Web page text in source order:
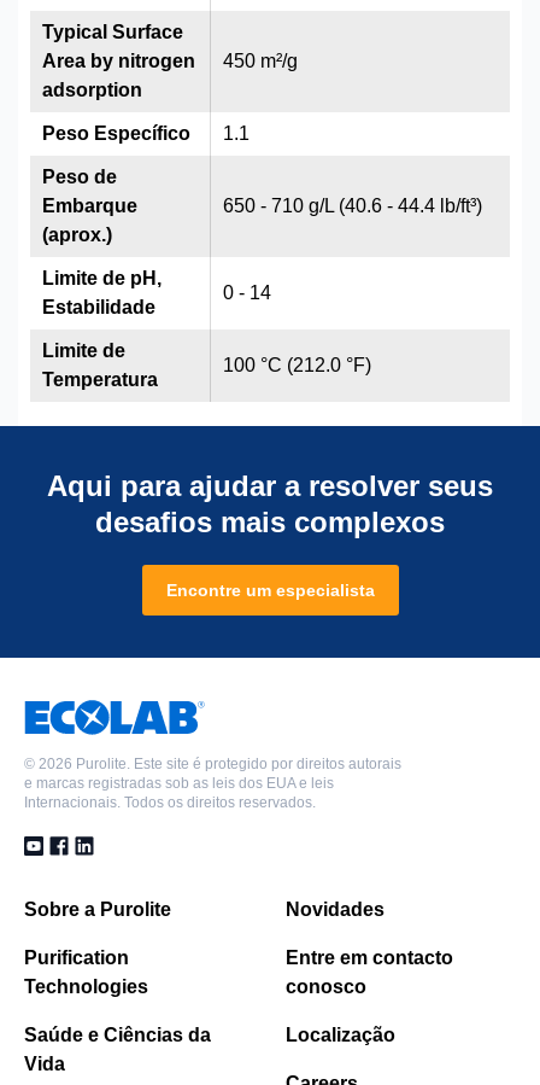
450 m²/g
1.1
650 - 710 g/L (40.6 - 44.4 lb/ft³)
0 - 14
100 °C (212.0 °F)
Typical Surface
Area by nitrogen
adsorption
Peso Específico
Peso de
Embarque
(aprox.)
Limite de pH,
Estabilidade
Limite de
Temperatura
Aqui para ajudar a resolver seus
desafios mais complexos
Encontre um especialista
© 2026 Purolite. Este site é protegido por direitos autorais
e marcas registradas sob as leis dos EUA e leis
Internacionais. Todos os direitos reservados.
Sobre a Purolite
Purification
Technologies
Saúde e Ciências da
Vida
Novidades
Entre em contacto
conosco
Localização